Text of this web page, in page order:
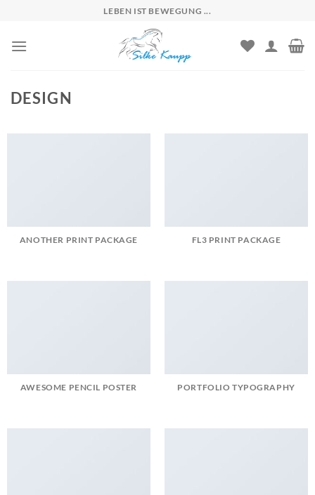
content
LEBEN IST BEWEGUNG ...
DESIGN
ANOTHER PRINT PACKAGE FL3 PRINT PACKAGE
AWESOME PENCIL POSTER PORTFOLIO TYPOGRAPHY